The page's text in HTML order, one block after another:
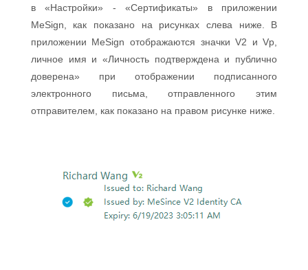
в «Настройки» - «Сертификаты» в приложении
MeSign, как показано на рисунках слева ниже. В
приложении MeSign отображаются значки V2 и Vp,
личное имя и «Личность подтверждена и публично
доверена» при отображении подписанного
электронного письма, отправленного этим
отправителем, как показано на правом рисунке ниже.